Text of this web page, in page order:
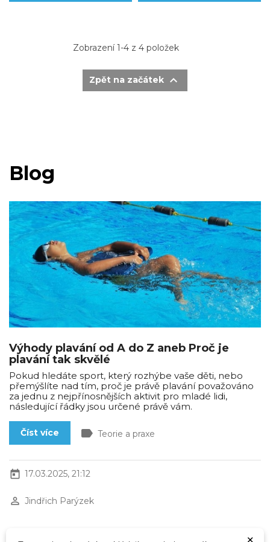
Zobrazení 1-4 z 4 položek
Zpět na začátek 
Blog
Výhody plavání od A do Z aneb Proč je
plavání tak skvělé
Pokud hledáte sport, který rozhýbe vaše děti, nebo
přemýšlíte nad tím, proč je právě plavání považováno
za jednu z nejpřínosnějších aktivit pro mladé lidi,
následující řádky jsou určené právě vám.
Číst více label Teorie a praxe
today 17.03.2025, 21:12
perm_identity Jindřich Parýzek